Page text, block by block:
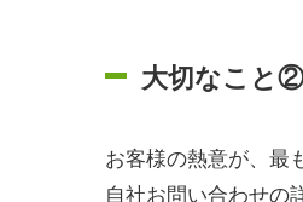
大切なこと
お客様の熱意が、最
自社お問い合わせの